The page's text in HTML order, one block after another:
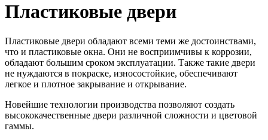
Пластиковые двери
Пластиковые двери обладают всеми теми же достоинствами,
что и пластиковые окна. Они не восприимчивы к коррозии,
обладают большим сроком эксплуатации. Также такие двери
не нуждаются в покраске, износостойкие, обеспечивают
легкое и плотное закрывание и открывание.
Новейшие технологии производства позволяют создать
высококачественные двери различной сложности и цветовой
гаммы.